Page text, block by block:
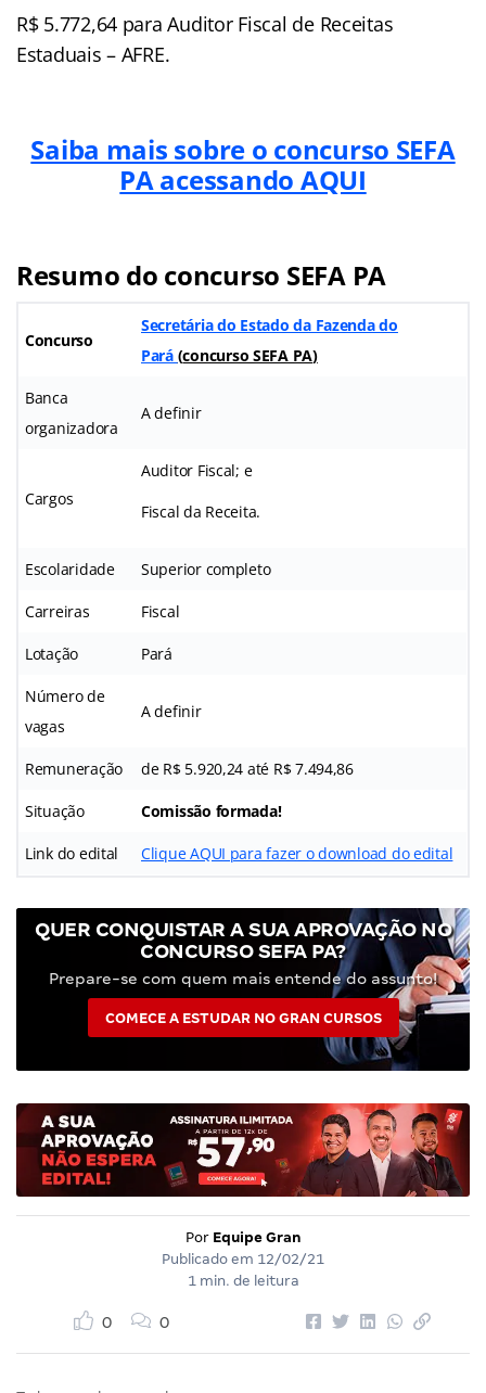
R$ 5.772,64 para Auditor Fiscal de Receitas
Estaduais – AFRE.
Saiba mais sobre o concurso SEFA
PA acessando AQUI
Resumo do concurso SEFA PA
Concurso
Secretária do Estado da Fazenda do
Pará (concurso SEFA PA)
Banca
organizadora
A definir
Cargos
Auditor Fiscal; e
Fiscal da Receita.
Escolaridade Superior completo
Carreiras Fiscal
Lotação Pará
Número de
vagas
A definir
Remuneração de R$ 5.920,24 até R$ 7.494,86
Situação Comissão formada!
Link do edital Clique AQUI para fazer o download do edital
QUER CONQUISTAR A SUA APROVAÇÃO NO
CONCURSO SEFA PA?
Prepare-se com quem mais entende do assunto!
COMECE A ESTUDAR NO GRAN CURSOS
Por Equipe Gran
Publicado em 12/02/21
1 min. de leitura
0 0